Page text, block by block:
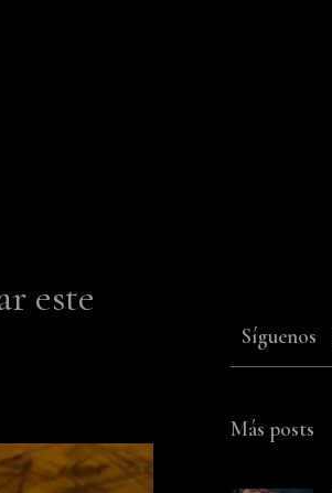
este
Síguenos
Más posts